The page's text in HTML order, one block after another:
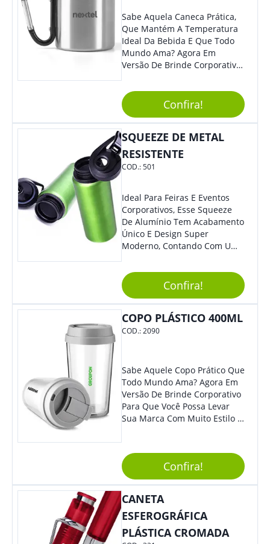
Marca Em Grande Destaque.
Sabe Aquela Caneca Prática,
Que Mantém A Temperatura
Ideal Da Bebida E Que Todo
Mundo Ama? Agora Em
Versão De Brinde Corporativo
Sua Marca Com Muito Estilo E
Acrescentar Ainda Mais
Praticidade À Eventos E Feiras
De Exposição.
Confira!
SQUEEZE DE METAL
RESISTENTE
COD.:501
Ideal Para Feiras E Eventos
Corporativos, Esse Squeeze
De Alumínio Tem Acabamento
Único E Design Super
Moderno, Contando Com Uma
Permite Vazamentos. Sem
Dúvidas É Um Brinde Prático
Que Levará Sua Marca Com
Muito Estilo, Agradando À
Todos.
Confira!
COPO PLÁSTICO 400ML
COD.:2090
Sabe Aquele Copo Prático Que
Todo Mundo Ama? Agora Em
Versão De Brinde Corporativo
Para Que Você Possa Levar
Sua Marca Com Muito Estilo E
De Exposição.
Confira!
CANETA
ESFEROGRÁFICA
PLÁSTICA CROMADA